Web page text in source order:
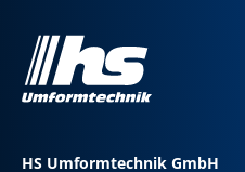
HS Umformtechnik GmbH